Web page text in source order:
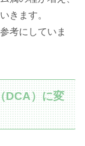
きます。
考にしていま
DCA）に変